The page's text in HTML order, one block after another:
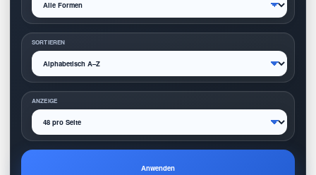
SORTIEREN
ANZEIGE
Anwenden